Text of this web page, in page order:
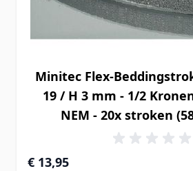
Minitec Flex-
19 / H 3 mm - 1/2
NEM - 20x stroken
€ 13,95